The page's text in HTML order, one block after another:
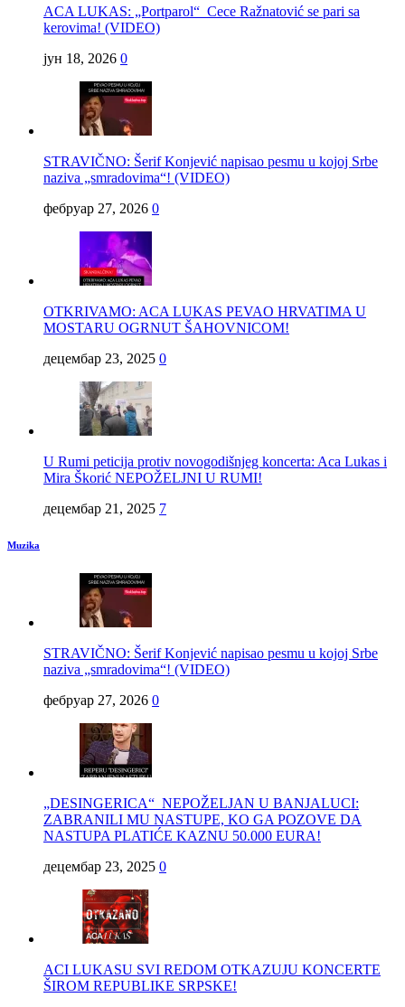
ACA LUKAS: „Portparol“ Cece Ražnatović se pari sa
kerovima! (VIDEO)
јун 18, 2026 0
STRAVIČNO: Šerif Konjević napisao pesmu u kojoj Srbe
naziva „smradovima“! (VIDEO)
фебруар 27, 2026 0
OTKRIVAMO: ACA LUKAS PEVAO HRVATIMA U
MOSTARU OGRNUT ŠAHOVNICOM!
децембар 23, 2025 0
U Rumi peticija protiv novogodišnjeg koncerta: Aca Lukas i
Mira Škorić NEPOŽELJNI U RUMI!
децембар 21, 2025 7
Muzika
STRAVIČNO: Šerif Konjević napisao pesmu u kojoj Srbe
naziva „smradovima“! (VIDEO)
фебруар 27, 2026 0
„DESINGERICA“ NEPOŽELJAN U BANJALUCI:
ZABRANILI MU NASTUPE, KO GA POZOVE DA
NASTUPA PLATIĆE KAZNU 50.000 EURA!
децембар 23, 2025 0
ACI LUKASU SVI REDOM OTKAZUJU KONCERTE
ŠIROM REPUBLIKE SRPSKE!